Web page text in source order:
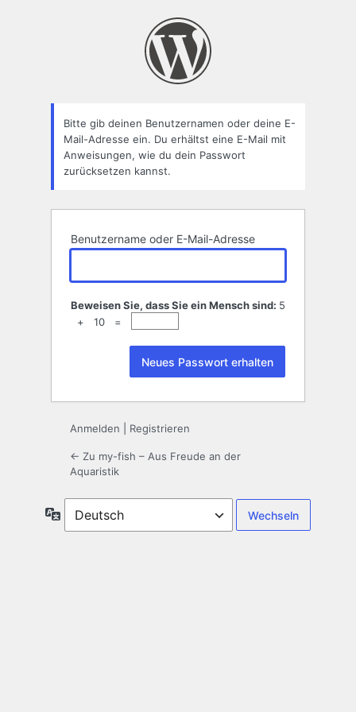
Bitte gib deinen Benutzernamen oder deine E-
Mail-Adresse ein. Du erhältst eine E-Mail mit
Anweisungen, wie du dein Passwort
zurücksetzen kannst.
Benutzername oder E-Mail-Adresse
Beweisen Sie, dass Sie ein Mensch sind: 5
+ 10 =
Anmelden Registrieren
← Zu my-fish – Aus Freude an der
Aquaristik
Sprache